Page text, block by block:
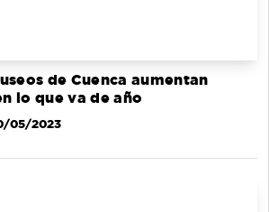
de Cuenca aumentan
lo que va de año
05/2023